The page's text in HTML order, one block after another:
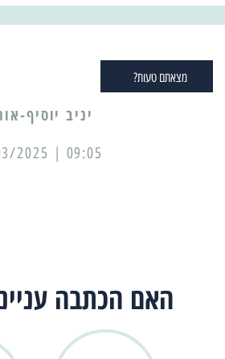
מצאתם טעות?
יניב יוסיף-
09:05 | 27/03/2025
האם הכתבה